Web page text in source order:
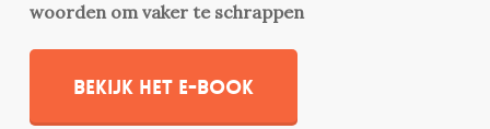
woorden om vaker te schrappen
Bekijk het e-book